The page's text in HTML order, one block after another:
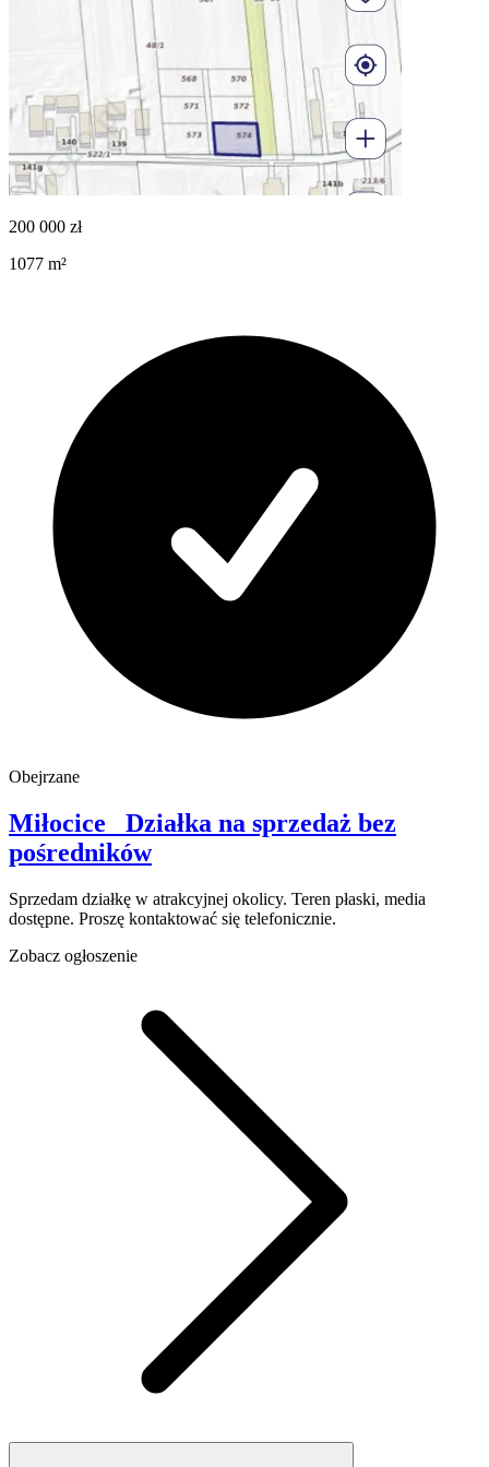
200 000 zł
1077 m²
Obejrzane
Miłocice Działka na sprzedaż bez
pośredników
Sprzedam działkę w atrakcyjnej okolicy. Teren płaski, media
dostępne. Proszę kontaktować się telefonicznie.
Zobacz ogłoszenie